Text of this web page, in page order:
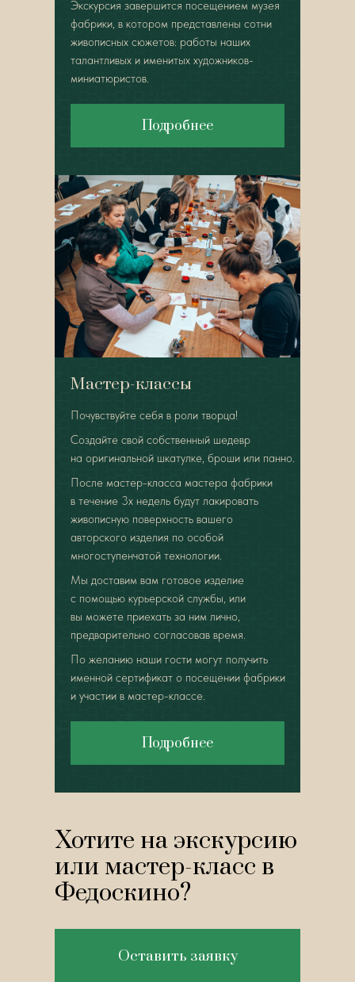
Мастер-классы
Экскурсия завершится посещением музея
фабрики, в котором представлены сотни
живописных сюжетов: работы наших
талантливых и именитых художников-
миниатюристов.
Почувствуйте себя в роли творца!
Создайте свой собственный шедевр
на оригинальной шкатулке, броши или панно.
После мастер-класса мастера фабрики
в течение 3х недель будут лакировать
живописную поверхность вашего
авторского изделия по особой
многоступенчатой технологии.
Мы доставим вам готовое изделие
с помощью курьерской службы, или
вы можете приехать за ним лично,
предварительно согласовав время.
По желанию наши гости могут получить
именной сертификат о посещении фабрики
и участии в мастер-классе.
Подробнее
Подробнее
Оставить заявку
Хотите на экскурсию
или мастер-класс в
Федоскино?